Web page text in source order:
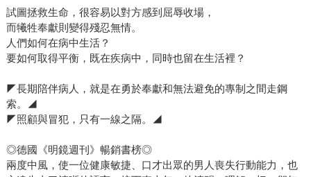
試圖拯救生命，很容易以對方感到屈辱收場，
而犧牲奉獻則變得殘忍無情。
人們如何在病中生活？
要如何取得平衡，既在疾病中，同時也留在生活裡？
◤長期陪伴病人，就是在勇於奉獻和無法避免的專制之間走鋼
索。◢
◤照顧與冒犯，只有一線之隔。◢
◎德國《明鏡週刊》暢銷書榜◎
兩度中風，使一位健康敏捷、口才出眾的男人喪失行動能力，也